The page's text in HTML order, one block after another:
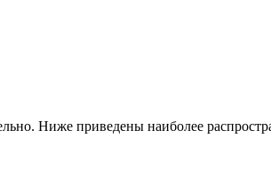
Ниже приведены наиболее